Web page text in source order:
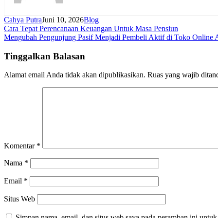
Cahya PutraJuni 10, 2026Blog
Navigasi
pos
Cara Tepat Perencanaan Keuangan Untuk Masa Pensiun
Mengubah Pengunjung Pasif Menjadi Pembeli Aktif di Toko Online
Tinggalkan Balasan
Alamat email Anda tidak akan dipublikasikan. Ruas yang wajib
Komentar *
Nama *
Email *
Situs Web